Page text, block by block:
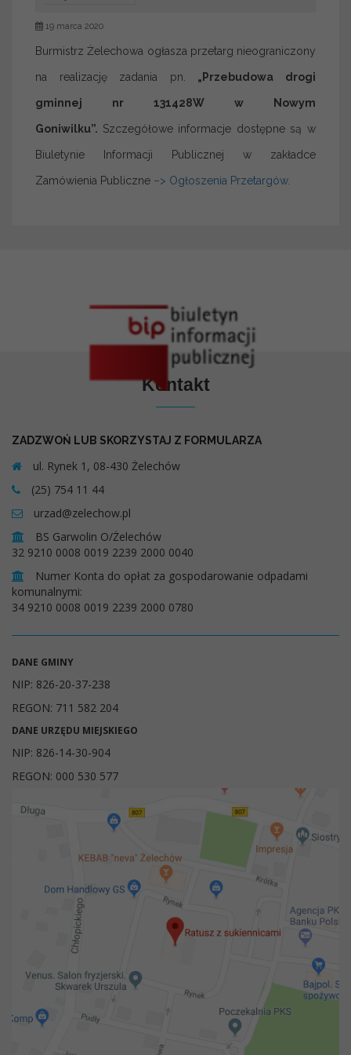
19 marca 2020
Burmistrz Żelechowa ogłasza przetarg nieograniczony
na realizację zadania pn. „Przebudowa drogi
gminnej nr 131428W w Nowym
Goniwilku”. Szczegółowe informacje dostępne są w
Biuletynie Informacji Publicznej w zakładce
Zamówienia Publiczne –> Ogłoszenia Przetargów.
Kontakt
ZADZWOŃ LUB SKORZYSTAJ Z FORMULARZA
ul. Rynek 1, 08-430 Żelechów
(25) 754 11 44
urzad@zelechow.pl
BS Garwolin O/Żelechów
32 9210 0008 0019 2239 2000 0040
Numer Konta do opłat za gospodarowanie odpadami
komunalnymi:
34 9210 0008 0019 2239 2000 0780
DANE GMINY
NIP: 826-20-37-238
REGON: 711 582 204
DANE URZĘDU MIEJSKIEGO
NIP: 826-14-30-904
REGON: 000 530 577